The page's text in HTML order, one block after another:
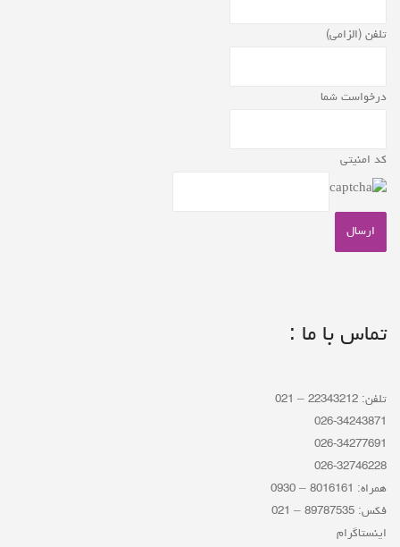
تلفن (الزامی)
درخواست شما
کد امنیتی
تماس با ما :
تلفن: 22343212 – 021
026-34243871
026-34277691
026-32746228
همراه: 8016161 – 0930
فکس: 89787535 – 021
اینستاگرام